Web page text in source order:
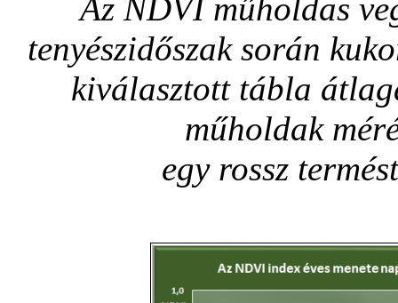
Az NDVI műholdas
tenyészidőszak során
kiválasztott tábla
műholdak
egy rossz